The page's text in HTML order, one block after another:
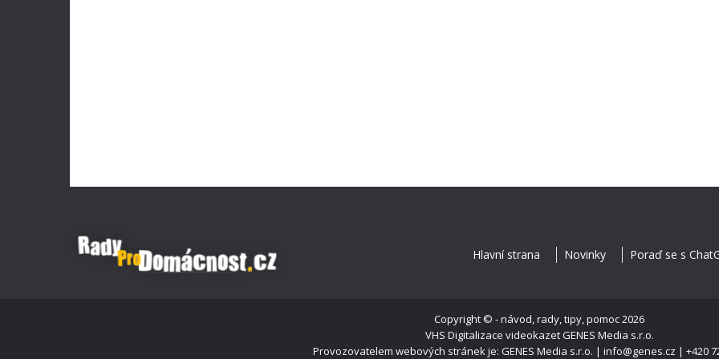
Hlavní strana Novinky Poraď se s
Copyright © - návod, rady, tipy, pomoc2026
VHS Digitalizace videokazetGENES Media s.r.o.
Provozovatelem webových stránek je: GENES Media s.r.o. | info@genes.cz | +420